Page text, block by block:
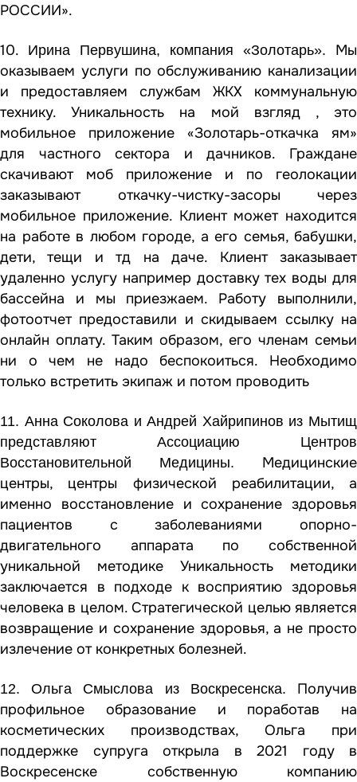
РОССИИ».
10. Ирина Первушина, компания «Золотарь». Мы
оказываем услуги по обслуживанию канализации
и предоставляем службам ЖКХ коммунальную
технику. Уникальность на мой взгляд , это
мобильное приложение «Золотарь-откачка ям»
для частного сектора и дачников. Граждане
скачивают моб приложение и по геолокации
заказывают откачку-чистку-засоры через
мобильное приложение. Клиент может находится
на работе в любом городе, а его семья, бабушки,
дети, тещи и тд на даче. Клиент заказывает
удаленно услугу например доставку тех воды для
бассейна и мы приезжаем. Работу выполнили,
фотоотчет предоставили и скидываем ссылку на
онлайн оплату. Таким образом, его членам семьи
ни о чем не надо беспокоиться. Необходимо
только встретить экипаж и потом проводить
11. Анна Соколова и Андрей Хайрипинов из Мытищ
представляют Ассоциацию Центров
Восстановительной Медицины. Медицинские
центры, центры физической реабилитации, а
именно восстановление и сохранение здоровья
пациентов с заболеваниями опорно-
двигательного аппарата по собственной
уникальной методике Уникальность методики
заключается в подходе к восприятию здоровья
человека в целом. Стратегической целью является
возвращение и сохранение здоровья, а не просто
излечение от конкретных болезней.
12. Ольга Смыслова из Воскресенска. Получив
профильное образование и поработав на
косметических производствах, Ольга при
поддержке супруга открыла в 2021 году в
Воскресенске собственную компанию